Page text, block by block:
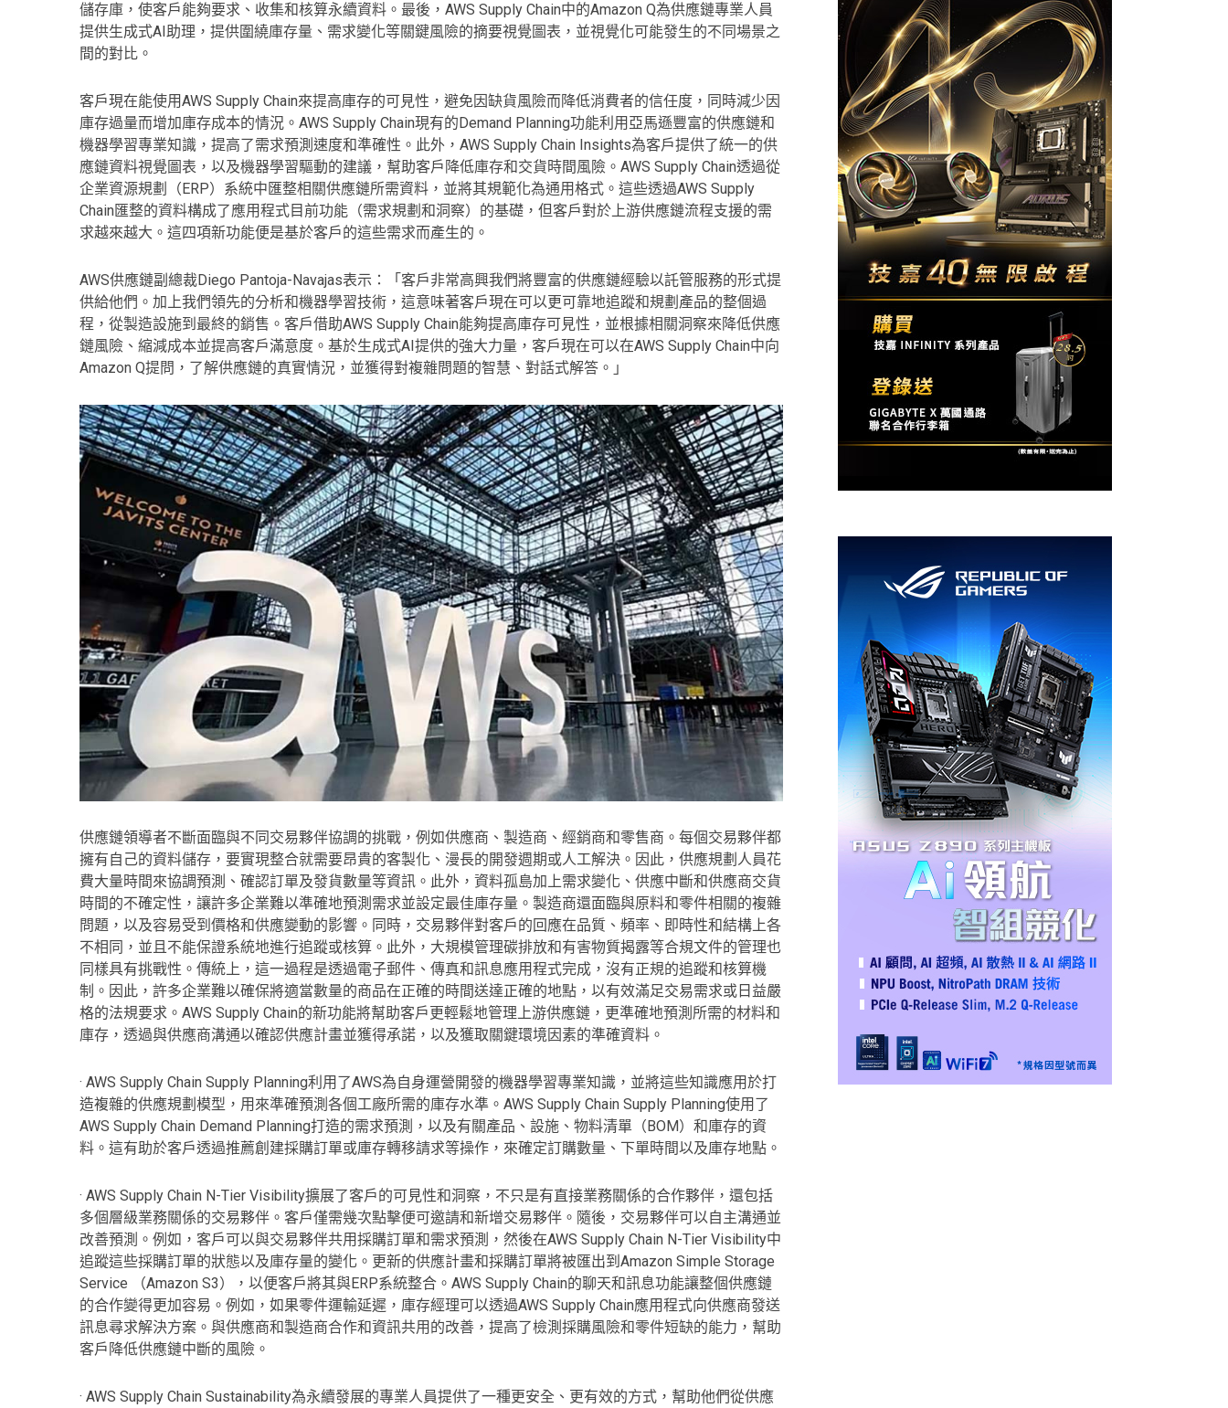
儲存庫，使客戶能夠要求、收集和核算永續資料。最後，AWS Supply Chain中的Amazon Q為供應鏈專業人員
提供生成式AI助理，提供圍繞庫存量、需求變化等關鍵風險的摘要視覺圖表，並視覺化可能發生的不同場景之
間的對比。
客戶現在能使用AWS Supply Chain來提高庫存的可見性，避免因缺貨風險而降低消費者的信任度，同時減少因
庫存過量而增加庫存成本的情況。AWS Supply Chain現有的Demand Planning功能利用亞馬遜豐富的供應鏈和
機器學習專業知識，提高了需求預測速度和準確性。此外，AWS Supply Chain Insights為客戶提供了統一的供
應鏈資料視覺圖表，以及機器學習驅動的建議，幫助客戶降低庫存和交貨時間風險。AWS Supply Chain透過從
企業資源規劃（ERP）系統中匯整相關供應鏈所需資料，並將其規範化為通用格式。這些透過AWS Supply
Chain匯整的資料構成了應用程式目前功能（需求規劃和洞察）的基礎，但客戶對於上游供應鏈流程支援的需
求越來越大。這四項新功能便是基於客戶的這些需求而產生的。
AWS供應鏈副總裁Diego Pantoja-Navajas表示：「客戶非常高興我們將豐富的供應鏈經驗以託管服務的形式提
供給他們。加上我們領先的分析和機器學習技術，這意味著客戶現在可以更可靠地追蹤和規劃產品的整個過
程，從製造設施到最終的銷售。客戶借助AWS Supply Chain能夠提高庫存可見性，並根據相關洞察來降低供應
鏈風險、縮減成本並提高客戶滿意度。基於生成式AI提供的強大力量，客戶現在可以在AWS Supply Chain中向
Amazon Q提問，了解供應鏈的真實情況，並獲得對複雜問題的智慧、對話式解答。」
供應鏈領導者不斷面臨與不同交易夥伴協調的挑戰，例如供應商、製造商、經銷商和零售商。每個交易夥伴都
擁有自己的資料儲存，要實現整合就需要昂貴的客製化、漫長的開發週期或人工解決。因此，供應規劃人員花
費大量時間來協調預測、確認訂單及發貨數量等資訊。此外，資料孤島加上需求變化、供應中斷和供應商交貨
時間的不確定性，讓許多企業難以準確地預測需求並設定最佳庫存量。製造商還面臨與原料和零件相關的複雜
問題，以及容易受到價格和供應變動的影響。同時，交易夥伴對客戶的回應在品質、頻率、即時性和結構上各
不相同，並且不能保證系統地進行追蹤或核算。此外，大規模管理碳排放和有害物質揭露等合規文件的管理也
同樣具有挑戰性。傳統上，這一過程是透過電子郵件、傳真和訊息應用程式完成，沒有正規的追蹤和核算機
制。因此，許多企業難以確保將適當數量的商品在正確的時間送達正確的地點，以有效滿足交易需求或日益嚴
格的法規要求。AWS Supply Chain的新功能將幫助客戶更輕鬆地管理上游供應鏈，更準確地預測所需的材料和
庫存，透過與供應商溝通以確認供應計畫並獲得承諾，以及獲取關鍵環境因素的準確資料。
· AWS Supply Chain Supply Planning利用了AWS為自身運營開發的機器學習專業知識，並將這些知識應用於打
造複雜的供應規劃模型，用來準確預測各個工廠所需的庫存水準。AWS Supply Chain Supply Planning使用了
AWS Supply Chain Demand Planning打造的需求預測，以及有關產品、設施、物料清單（BOM）和庫存的資
料。這有助於客戶透過推薦創建採購訂單或庫存轉移請求等操作，來確定訂購數量、下單時間以及庫存地點。
· AWS Supply Chain N-Tier Visibility擴展了客戶的可見性和洞察，不只是有直接業務關係的合作夥伴，還包括
多個層級業務關係的交易夥伴。客戶僅需幾次點擊便可邀請和新增交易夥伴。隨後，交易夥伴可以自主溝通並
改善預測。例如，客戶可以與交易夥伴共用採購訂單和需求預測，然後在AWS Supply Chain N-Tier Visibility中
追蹤這些採購訂單的狀態以及庫存量的變化。更新的供應計畫和採購訂單將被匯出到Amazon Simple Storage
Service （Amazon S3），以便客戶將其與ERP系統整合。AWS Supply Chain的聊天和訊息功能讓整個供應鏈
的合作變得更加容易。例如，如果零件運輸延遲，庫存經理可以透過AWS Supply Chain應用程式向供應商發送
訊息尋求解決方案。與供應商和製造商合作和資訊共用的改善，提高了檢測採購風險和零件短缺的能力，幫助
客戶降低供應鏈中斷的風險。
· AWS Supply Chain Sustainability為永續發展的專業人員提供了一種更安全、更有效的方式，幫助他們從供應